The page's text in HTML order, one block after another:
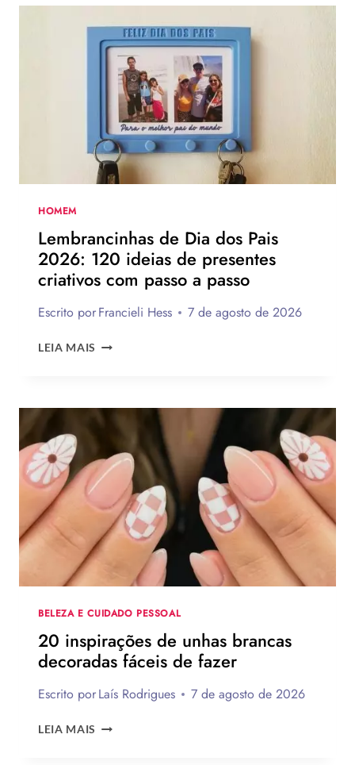
DOS
PAIS:
MAIS
IDEIAS
INSPIRAR
A
MONTAR
PRESENTEAR
OU
VENDER!
HOMEM
Lembrancinhas de Dia dos Pais
2026: 120 ideias de presentes
criativos com passo a passo
Escrito porFrancieli Hess 7 de agosto de 2026
LEIA MAIS LEMBRANCINHAS
PAIS
2026:
IDEIAS
DE
PRESENTES
CRIATIVOS
COM
PASSO
A
BELEZA E CUIDADO PESSOAL
20 inspirações de unhas brancas
decoradas fáceis de fazer
Escrito porLaís Rodrigues 7 de agosto de 2026
LEIA MAIS